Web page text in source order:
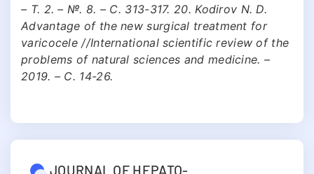
– Т. 2. – №. 8. – С. 313-317. 20. Kodirov N. D.
Advantage of the new surgical treatment for
varicocele //International scientific review of the
problems of natural sciences and medicine. –
2019. – С. 14-26.
JOURNAL OF HEPATO-